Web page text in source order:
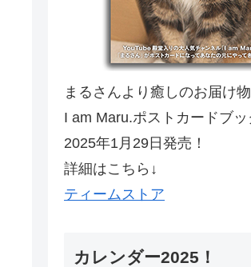
まるさんより癒しのお届け物
I am Maru.ポストカードブッ
2025年1月29日発売！
詳細はこちら↓
ティームストア
カレンダー2025！